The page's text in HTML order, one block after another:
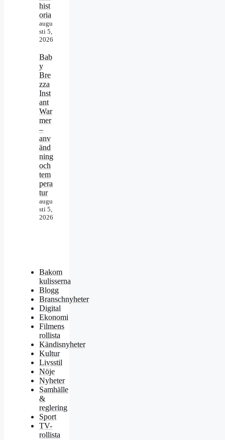
hist
oria
augu
sti 5,
2026
Bab
y
Bre
zza
Inst
ant
War
mer
–
anv
änd
ning
och
tem
pera
tur
augu
sti 5,
2026
Bakom
kulisserna
Blogg
Branschnyheter
Digital
Ekonomi
Filmens
rollista
Kändisnyheter
Kultur
Livsstil
Nöje
Nyheter
Samhälle
&
reglering
Sport
TV-
rollista